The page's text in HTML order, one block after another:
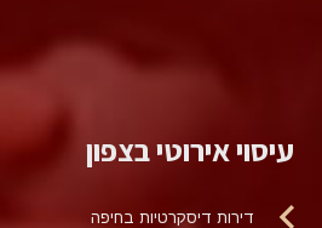
עיסוי אירוטי בצפון
דירות דיסקרטיות בחיפה